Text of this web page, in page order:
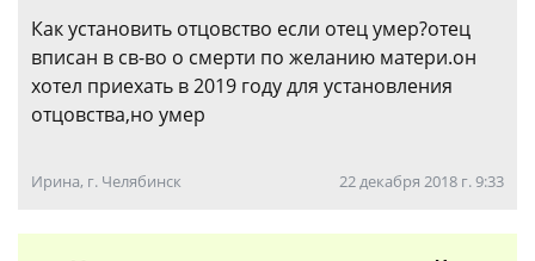
Как установить отцовство если отец умер?отец
вписан в св-во о смерти по желанию матери.он
хотел приехать в 2019 году для установления
отцовства,но умер
Ирина, г. Челябинск 22 декабря 2018 г. 9:33